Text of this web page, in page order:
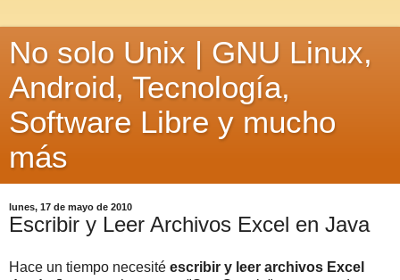
No solo Unix | GNU Linux,
Android, Tecnología,
Software Libre y mucho
más
lunes, 17 de mayo de 2010
Escribir y Leer Archivos Excel en Java
Hace un tiempo necesité escribir y leer archivos Excel